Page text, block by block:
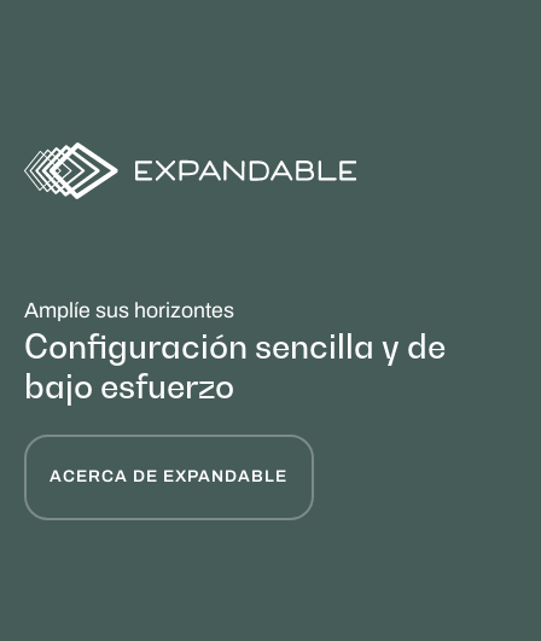
Amplíe sus horizontes
Configuración sencilla y de
bajo esfuerzo
ACERCA DE EXPANDABLE